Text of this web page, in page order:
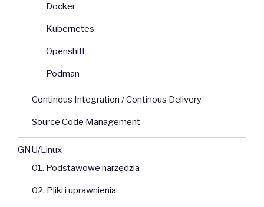
Docker
Kubernetes
Openshift
Podman
Continous Integration / Continous Delivery
Source Code Management
GNU/Linux
01. Podstawowe narzędzia
02. Pliki i uprawnienia